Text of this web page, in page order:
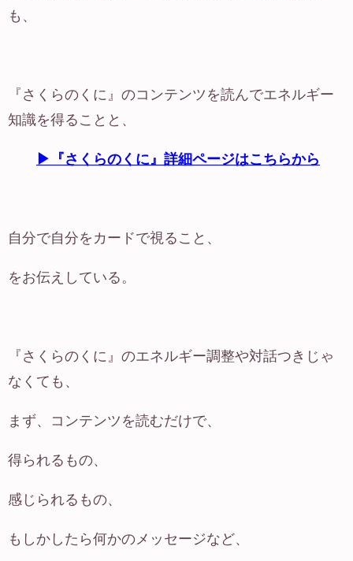
も、
『さくらのくに』のコンテンツを読んでエネルギー
知識を得ることと、
▶『さくらのくに』詳細ページはこちらから
自分で自分をカードで視ること、
をお伝えしている。
『さくらのくに』のエネルギー調整や対話つきじゃ
なくても、
まず、コンテンツを読むだけで、
得られるもの、
感じられるもの、
もしかしたら何かのメッセージなど、